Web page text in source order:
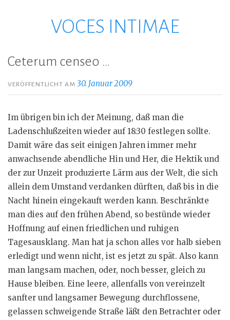
VOCES INTIMAE
Ceterum censeo …
VERÖFFENTLICHT AM30. Januar 2009
Im übrigen bin ich der Meinung, daß man die
Ladenschlußzeiten wieder auf 18:30 festlegen sollte.
Damit wäre das seit einigen Jahren immer mehr
anwachsende abendliche Hin und Her, die Hektik und
der zur Unzeit produzierte Lärm aus der Welt, die sich
allein dem Umstand verdanken dürften, daß bis in die
Nacht hinein eingekauft werden kann. Beschränkte
man dies auf den frühen Abend, so bestünde wieder
Hoffnung auf einen friedlichen und ruhigen
Tagesausklang. Man hat ja schon alles vor halb sieben
erledigt und wenn nicht, ist es jetzt zu spät. Also kann
man langsam machen, oder, noch besser, gleich zu
Hause bleiben. Eine leere, allenfalls von vereinzelt
sanfter und langsamer Bewegung durchflossene,
gelassen schweigende Straße läßt den Betrachter oder